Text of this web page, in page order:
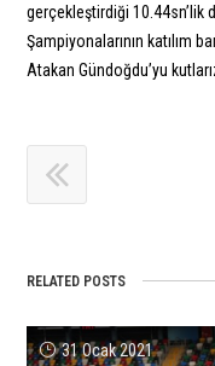
gerçekleştirdiği 10.44sn’lik
Şampiyonalarının katılım
Atakan Gündoğdu’yu
RELATED POSTS
31 Ocak 2021